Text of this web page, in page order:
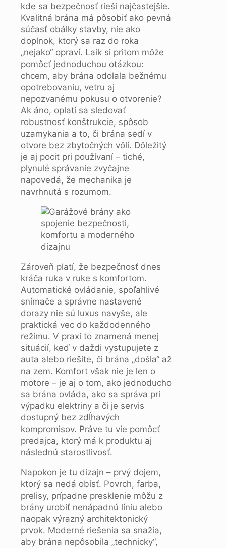
kde sa bezpečnosť rieši najčastejšie.
Kvalitná brána má pôsobiť ako pevná
súčasť obálky stavby, nie ako
doplnok, ktorý sa raz do roka
„nejako“ opraví. Laik si pritom môže
pomôcť jednoduchou otázkou:
chcem, aby brána odolala bežnému
opotrebovaniu, vetru aj
nepozvanému pokusu o otvorenie?
Ak áno, oplatí sa sledovať
robustnosť konštrukcie, spôsob
uzamykania a to, či brána sedí v
otvore bez zbytočných vôlí. Dôležitý
je aj pocit pri používaní – tiché,
plynulé správanie zvyčajne
napovedá, že mechanika je
navrhnutá s rozumom.
Zároveň platí, že bezpečnosť dnes
kráča ruka v ruke s komfortom.
Automatické ovládanie, spoľahlivé
snímače a správne nastavené
dorazy nie sú luxus navyše, ale
praktická vec do každodenného
režimu. V praxi to znamená menej
situácií, keď v daždi vystupujete z
auta alebo riešite, či brána „došla“ až
na zem. Komfort však nie je len o
motore – je aj o tom, ako jednoducho
sa brána ovláda, ako sa správa pri
výpadku elektriny a či je servis
dostupný bez zdĺhavých
kompromisov. Práve tu vie pomôcť
predajca, ktorý má k produktu aj
následnú starostlivosť.
Napokon je tu dizajn – prvý dojem,
ktorý sa nedá obísť. Povrch, farba,
prelisy, prípadne presklenie môžu z
brány urobiť nenápadnú líniu alebo
naopak výrazný architektonický
prvok. Moderné riešenia sa snažia,
aby brána nepôsobila „technicky“,